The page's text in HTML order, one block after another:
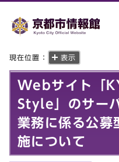
現在位置： 表示
Webサイト「
Style」のサー
業務に係る公募
施について